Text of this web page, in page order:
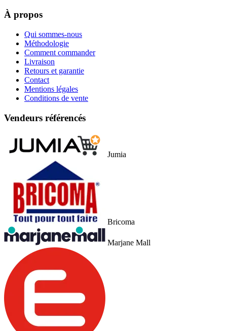
À propos
Qui sommes-nous
Méthodologie
Comment commander
Livraison
Retours et garantie
Contact
Mentions légales
Conditions de vente
Vendeurs référencés
Jumia
Bricoma
Marjane Mall